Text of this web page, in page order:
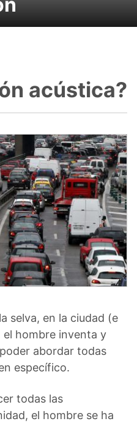
acústica?
selva, en la ciudad (e
el hombre inventa y
abordar todas
específico.
todas las
el hombre se ha